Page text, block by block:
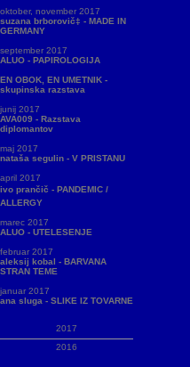
oktober, november 2017
suzana brborovič‡ - MADE IN
GERMANY
september 2017
ALUO - PAPIROLOGIJA
EN OBOK, EN UMETNIK -
skupinska razstava
junij 2017
AVA009 - Razstava
diplomantov
maj 2017
nataša segulin - V PRISTANU
april 2017
ivo prančič - PANDEMIC /
ALLERGY
marec 2017
ALUO - UTELESENJE
februar 2017
aleksij kobal - BARVANA
STRAN TEME
januar 2017
ana sluga - SLIKE IZ TOVARNE
2017
2016